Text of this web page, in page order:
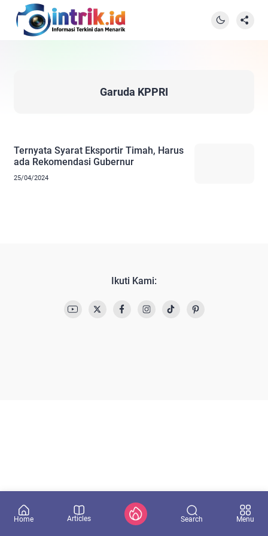
Garuda KPPRI
Ternyata Syarat Eksportir Timah, Harus
ada Rekomendasi Gubernur
25/04/2024
Ikuti Kami:
Home Articles Search Menu